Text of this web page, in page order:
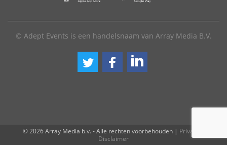
© Adept Events is een handelsnaam van Array Media B.V.
© 2026 Array Media b.v. - Alle rechten voorbehouden | Privacy
Disclaimer